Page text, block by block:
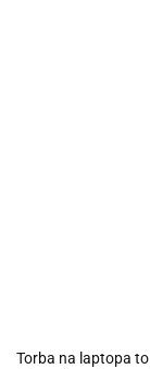
Torba na laptopa